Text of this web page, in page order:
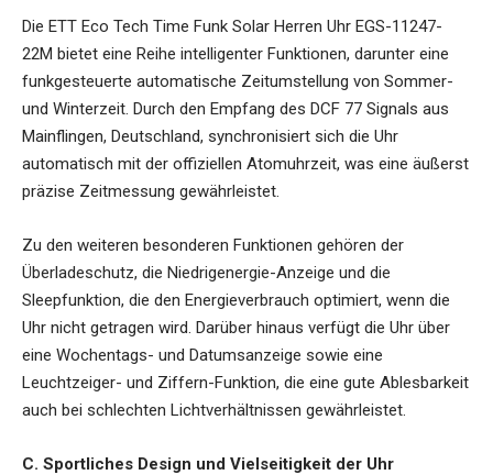
Die ETT Eco Tech Time Funk Solar Herren Uhr EGS-11247-
22M bietet eine Reihe intelligenter Funktionen, darunter eine
funkgesteuerte automatische Zeitumstellung von Sommer-
und Winterzeit. Durch den Empfang des DCF 77 Signals aus
Mainflingen, Deutschland, synchronisiert sich die Uhr
automatisch mit der offiziellen Atomuhrzeit, was eine äußerst
präzise Zeitmessung gewährleistet.
Zu den weiteren besonderen Funktionen gehören der
Überladeschutz, die Niedrigenergie-Anzeige und die
Sleepfunktion, die den Energieverbrauch optimiert, wenn die
Uhr nicht getragen wird. Darüber hinaus verfügt die Uhr über
eine Wochentags- und Datumsanzeige sowie eine
Leuchtzeiger- und Ziffern-Funktion, die eine gute Ablesbarkeit
auch bei schlechten Lichtverhältnissen gewährleistet.
C. Sportliches Design und Vielseitigkeit der Uhr